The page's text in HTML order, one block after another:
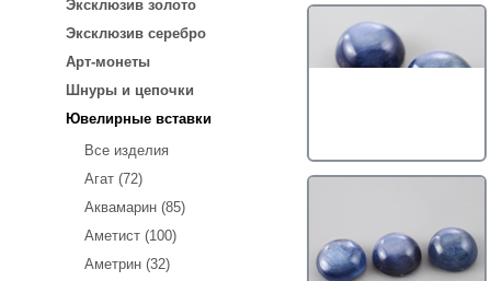
Эксклюзив золото
Эксклюзив серебро
Арт-монеты
Шнуры и цепочки
Ювелирные вставки
Все изделия
Агат (72)
Аквамарин (85)
Аметист (100)
Аметрин (32)